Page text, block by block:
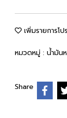
เพิ่มรายการโ
หมวดหมู่ : น้ำมัน
Share